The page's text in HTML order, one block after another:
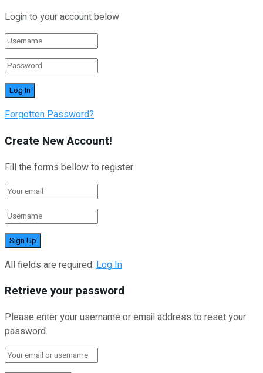
Login to your account below
Forgotten Password?
Create New Account!
Fill the forms bellow to register
All fields are required. Log In
Retrieve your password
Please enter your username or email address to reset your
password.